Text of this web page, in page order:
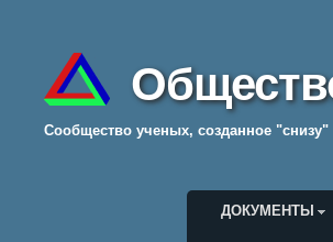
Cообщество ученых, созданное "снизу"
Главное
ДОКУМЕНТЫ